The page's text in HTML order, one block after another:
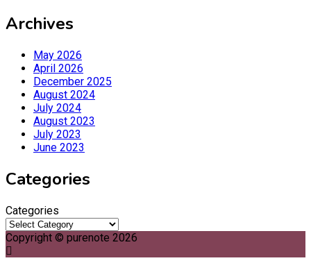
Archives
May 2026
April 2026
December 2025
August 2024
July 2024
August 2023
July 2023
June 2023
Categories
Categories
Copyright © purenote 2026